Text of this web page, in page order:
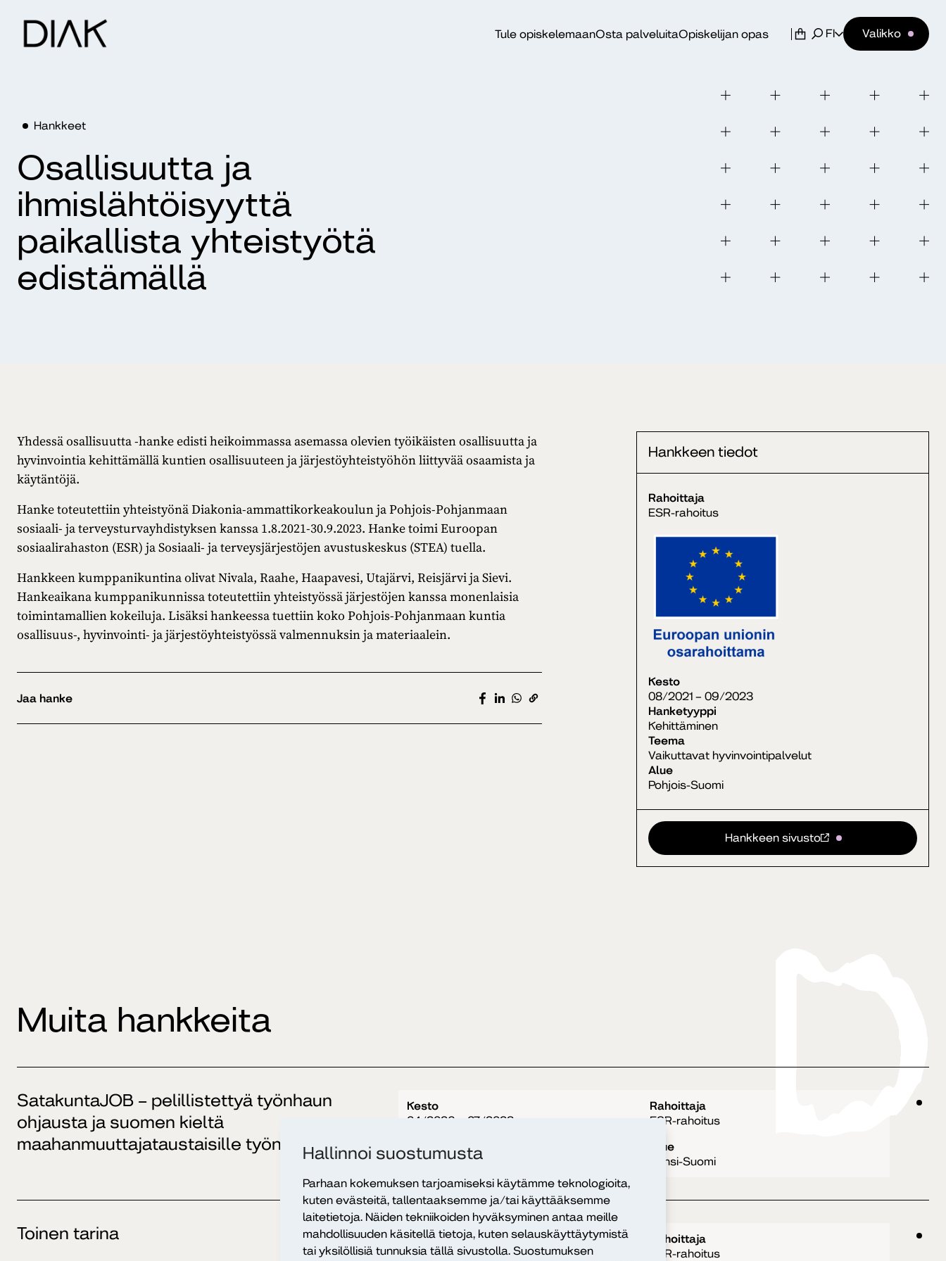
Hallinnoi suostumusta
Parhaan kokemuksen tarjoamiseksi käytämme teknologioita,
kuten evästeitä, tallentaaksemme ja/tai käyttääksemme
laitetietoja. Näiden tekniikoiden hyväksyminen antaa meille
mahdollisuuden käsitellä tietoja, kuten selauskäyttäytymistä
tai yksilöllisiä tunnuksia tällä sivustolla. Suostumuksen
Tule opiskelemaanOsta palveluitaOpiskelijan opas FI Valikko
Hankkeet
Osallisuutta ja
ihmislähtöisyyttä
paikallista yhteistyötä
edistämällä
Hankkeen tiedot
Rahoittaja
ESR-rahoitus
Kesto
08/2021 – 09/2023
Hanketyyppi
Kehittäminen
Teema
Vaikuttavat hyvinvointipalvelut
Alue
Pohjois-Suomi
Hankkeen sivusto
Yhdessä osallisuutta -hanke edisti heikoimmassa asemassa olevien työikäisten osallisuutta ja
hyvinvointia kehittämällä kuntien osallisuuteen ja järjestöyhteistyöhön liittyvää osaamista ja
käytäntöjä.
Hanke toteutettiin yhteistyönä Diakonia-ammattikorkeakoulun ja Pohjois-Pohjanmaan
sosiaali- ja terveysturvayhdistyksen kanssa 1.8.2021-30.9.2023. Hanke toimi Euroopan
sosiaalirahaston (ESR) ja Sosiaali- ja terveysjärjestöjen avustuskeskus (STEA) tuella.
Hankkeen kumppanikuntina olivat Nivala, Raahe, Haapavesi, Utajärvi, Reisjärvi ja Sievi.
Hankeaikana kumppanikunnissa toteutettiin yhteistyössä järjestöjen kanssa monenlaisia
toimintamallien kokeiluja. Lisäksi hankeessa tuettiin koko Pohjois-Pohjanmaan kuntia
osallisuus-, hyvinvointi- ja järjestöyhteistyössä valmennuksin ja materiaalein.
Jaa hanke
Muita hankkeita
SatakuntaJOB – pelillistettyä työnhaun
ohjausta ja suomen kieltä
maahanmuuttajataustaisille työnhakijoille
Kesto
04/2026 – 07/2028
Rahoittaja
ESR-rahoitus
Teema
Kohtaava moninaisuusosaaminen
Alue
Länsi-Suomi
Toinen tarina
Kesto
04/2026 – 05/2028
Rahoittaja
ESR-rahoitus